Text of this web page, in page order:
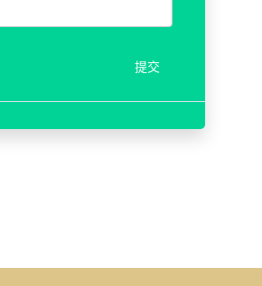
提交